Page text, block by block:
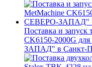
Поставка и запуск
CK6150-2000G
ЗАПАД" в Санкт-